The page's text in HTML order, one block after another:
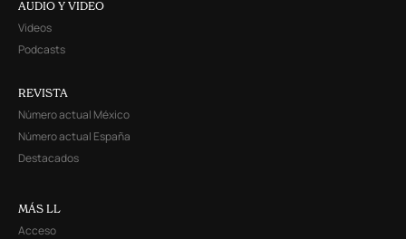
AUDIO Y VIDEO
Videos
Podcasts
REVISTA
Número actual México
Número actual España
Destacados
MÁS LL
Acceso